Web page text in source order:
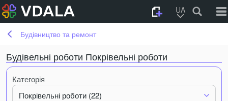
UA
Будівництво та ремонт
Будівельні роботи Покрівельні роботи
Категорія
Покрівельні роботи (22)